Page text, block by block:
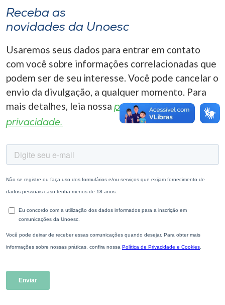
Selecione
o idioma
A+
Receba as
novidades da Unoesc
Usaremos seus dados para entrar em contato
com você sobre informações correlacionadas que
podem ser de seu interesse. Você pode cancelar o
envio da divulgação, a qualquer momento. Para
mais detalhes, leia nossa política de
privacidade.